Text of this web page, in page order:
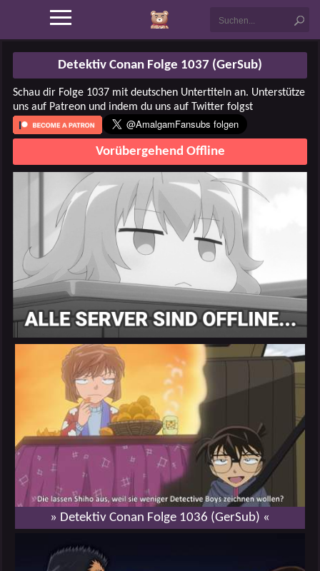
Detektiv Conan Folge 1037 (GerSub)
Schau dir Folge 1037 mit deutschen Untertiteln an. Unterstütze
uns auf Patreon und indem du uns auf Twitter folgst
Vorübergehend Offline
» Detektiv Conan Folge 1036 (GerSub) «